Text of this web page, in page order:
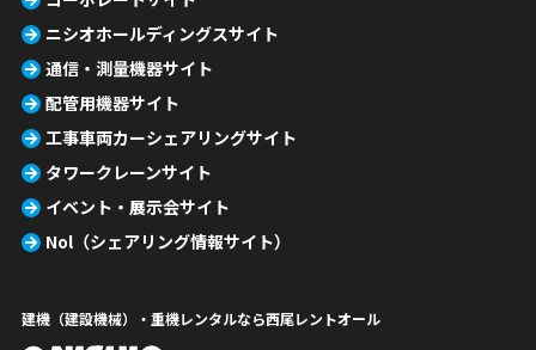
ニシオホールディングスサイト
通信・測量機器サイト
配管用機器サイト
工事車両カーシェアリングサイト
タワークレーンサイト
イベント・展示会サイト
Nol（シェアリング情報サイト）
建機（建設機械）・重機レンタルなら西尾レントオール